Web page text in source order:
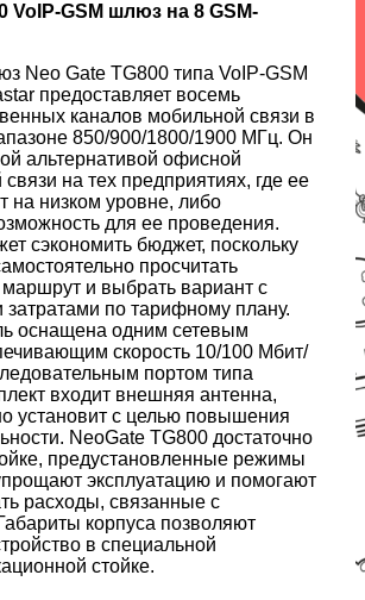
VoIP-GSM шлюз на 8 GSM-
Neo Gate TG800 типа VoIP-GSM
предоставляет восемь
каналов мобильной связи в
850/900/1800/1900 МГц. Он
альтернативой офисной
на тех предприятиях, где ее
на низком уровне, либо
для ее проведения.
сэкономить бюджет, поскольку
просчитать
и выбрать вариант с
по тарифному плану.
оснащена одним сетевым
скорость 10/100 Мбит/
портом типа
входит внешняя антенна,
установит с целью повышения
NeoGate TG800 достаточно
предустановленные режимы
эксплуатацию и помогают
расходы, связанные с
корпуса позволяют
в специальной
стойке.